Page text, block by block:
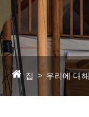
집 우리에 대해